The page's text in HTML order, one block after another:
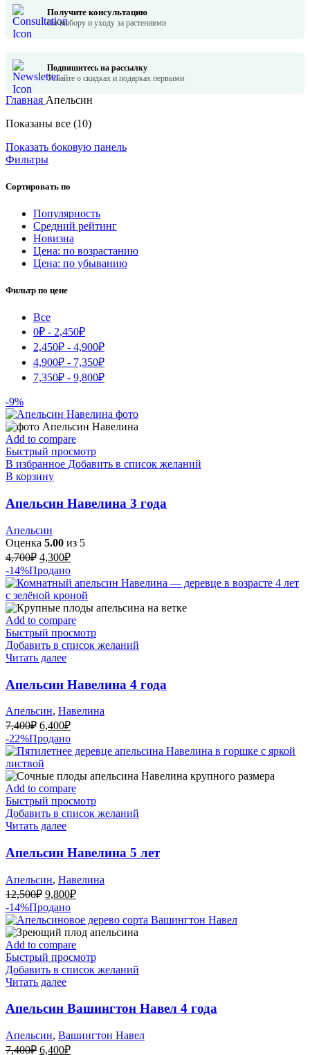
4,700₽.
Получите консультацию
По выбору и уходу за растениями
Подпишитесь на рассылку
Узнайте о скидках и подарках первыми
Главная Апельсин
Показаны все (10)Сортировка:
рейтингу
Показать боковую панель
Фильтры
Сортировать по
Популярность
Средний рейтинг
Новизна
Цена: по возрастанию
Цена: по убыванию
Фильтр по цене
Все
0₽ - 2,450₽
2,450₽ - 4,900₽
4,900₽ - 7,350₽
7,350₽ - 9,800₽
-9%
Add to compare
Быстрый просмотр
В избранное Добавить в список желаний
В корзину
Апельсин Навелина 3 года
Апельсин
Оценка 5.00 из 5
4,700₽ Первоначальная
цена
составляла
4,700₽.
4,300₽Текущая
4,300₽.
-14%Продано
Add to compare
Быстрый просмотр
Добавить в список желаний
Читать далее
Апельсин Навелина 4 года
Апельсин, Навелина
7,400₽ Первоначальная
цена
составляла
7,400₽.
6,400₽Текущая
6,400₽.
-22%Продано
Add to compare
Быстрый просмотр
Добавить в список желаний
Читать далее
Апельсин Навелина 5 лет
Апельсин, Навелина
12,500₽ Первоначальная
цена
составляла
12,500₽.
9,800₽Текущая
9,800₽.
-14%Продано
Add to compare
Быстрый просмотр
Добавить в список желаний
Читать далее
Апельсин Вашингтон Навел 4 года
Апельсин, Вашингтон Навел
7,400₽ Первоначальная
6,400₽Текущая